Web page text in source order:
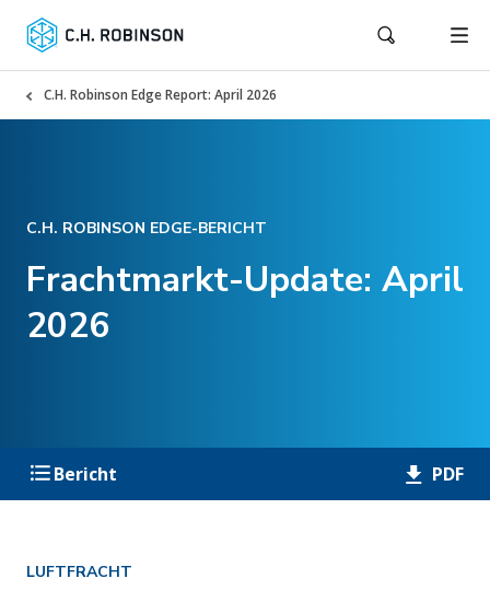
C.H. Robinson Edge Report: April 2026
C.H. ROBINSON EDGE-BERICHT
Frachtmarkt-Update: April
2026
Bericht PDF
LUFTFRACHT